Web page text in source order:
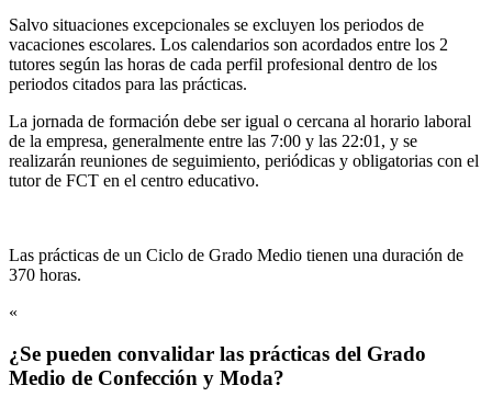
Salvo situaciones excepcionales se excluyen los periodos de
vacaciones escolares. Los calendarios son acordados entre los 2
tutores según las horas de cada perfil profesional dentro de los
periodos citados para las prácticas.
La jornada de formación debe ser igual o cercana al horario laboral
de la empresa, generalmente entre las 7:00 y las 22:01, y se
realizarán reuniones de seguimiento, periódicas y obligatorias con el
tutor de FCT en el centro educativo.
Las prácticas de un Ciclo de Grado Medio tienen una duración de
370 horas.
«
¿Se pueden convalidar las prácticas del Grado
Medio de Confección y Moda?